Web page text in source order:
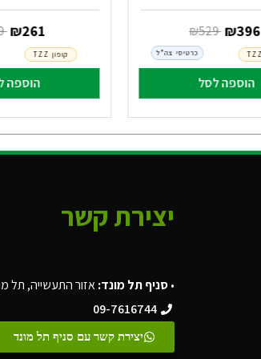
‏ ₪
529 396
הוספה לסל
כרטיסי צה"ל
‏ ₪ 261
הוספה
קופון TZZ
יצירת קשר
•סניף תל מונד:אזור התעשייה, תל
09-7616744
יצירת קשר עם סניף תל מונד